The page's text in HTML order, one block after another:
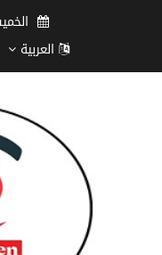
الخميس 6
العربية